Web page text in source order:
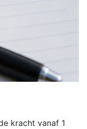
kracht vanaf 1